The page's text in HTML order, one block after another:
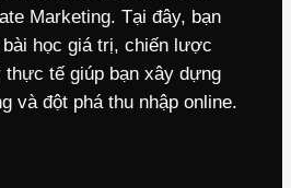
Marketing. Tại đây, bạn
học giá trị, chiến lược
thực tế giúp bạn xây dựng
và đột phá thu nhập online.